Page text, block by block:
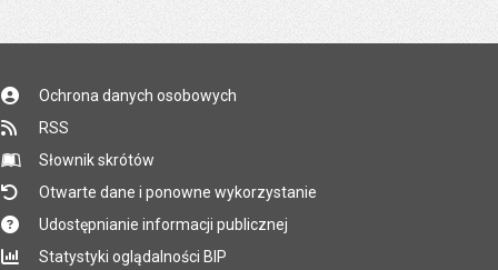
Ochrona danych osobowych
RSS
Słownik skrótów
Otwarte dane i ponowne wykorzystanie
Udostępnianie informacji publicznej
Statystyki oglądalności BIP